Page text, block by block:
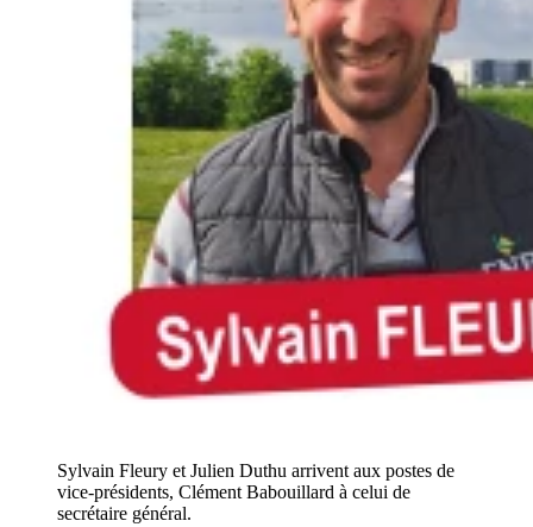
Sylvain Fleury et Julien Duthu arrivent aux postes de
vice-présidents, Clément Babouillard à celui de
secrétaire général.